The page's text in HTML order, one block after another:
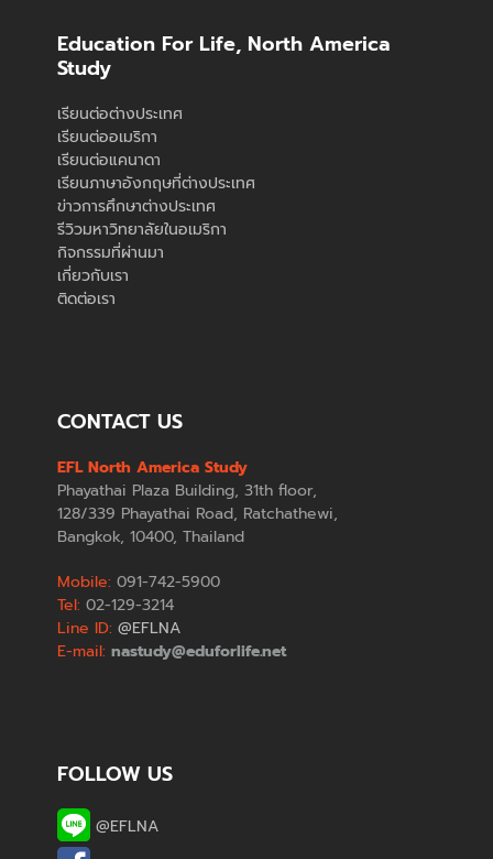
Education For Life, North America
Study
เรียนต่อต่างประเทศ
เรียนต่ออเมริกา
เรียนต่อแคนาดา
เรียนภาษาอังกฤษที่ต่างประเทศ
ข่าวการศึกษาต่างประเทศ
รีวิวมหาวิทยาลัยในอเมริกา
กิจกรรมที่ผ่านมา
เกี่ยวกับเรา
ติดต่อเรา
CONTACT US
EFL North America Study
Phayathai Plaza Building, 31th floor,
128/339 Phayathai Road, Ratchathewi,
Bangkok, 10400, Thailand
Mobile: 091-742-5900
Tel: 02-129-3214
Line ID: @EFLNA
E-mail: nastudy@eduforlife.net
FOLLOW US
@EFLNA